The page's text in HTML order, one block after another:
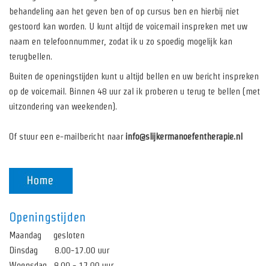
behandeling aan het geven ben of op cursus ben en hierbij niet
gestoord kan worden. U kunt altijd de voicemail inspreken met uw
naam en telefoonnummer, zodat ik u zo spoedig mogelijk kan
terugbellen.
Buiten de openingstijden kunt u altijd bellen en uw bericht inspreken
op de voicemail. Binnen 48 uur zal ik proberen u terug te bellen (met
uitzondering van weekenden).
Of stuur een e-mailbericht naarinfo@slijkermanoefentherapie.nl
Openingstijden
Maandag gesloten
Dinsdag 8.00-17.00 uur